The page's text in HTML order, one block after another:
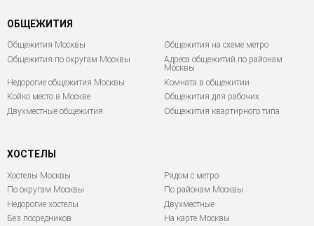
ОБЩЕЖИТИЯ
Общежития Москвы
Общежития на схеме метро
Общежития по округам Москвы
Адреса общежитий по районам
Москвы
Недорогие общежития Москвы
Комната в общежитии
Койко место в Москве
Общежития для рабочих
Двухместные общежития
Общежития квартирного типа
ХОСТЕЛЫ
Хостелы Москвы
По округам Москвы
Недорогие хостелы
Без посредников
Рядом с метро
По районам Москвы
Двухместные
На карте Москвы